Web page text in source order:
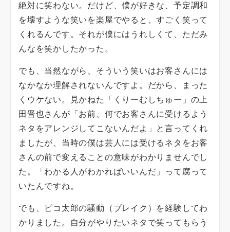
絶対に笑わない。だけど、僕が好きな、予定調和
を壊すような笑いを楽屋でやると、すごく笑って
くれるんです。それが僕にはうれしくて、ただみ
んなを笑かしたかった。
でも、当然ながら、そういう笑いはお客さんには
なかなか理解されないんですよ。だから、まった
くウケない。見かねた「くりーむしちゅー」の上
田晋也さんが「お前、何でお客さんに受けるよう
ネタをアレンジしてこないんだよ」と言ってくれ
ましたが、当時の僕は芸人には受けるネタをお客
さんの前で変えることの意味がわかりませんでし
た。「わかる人がわかればいいんだ」って腐って
いたんですね。
でも、ピコ太郎の騒動（ブレイク）を経験してわ
かりました。自分がやりたいネタで笑ってもらう